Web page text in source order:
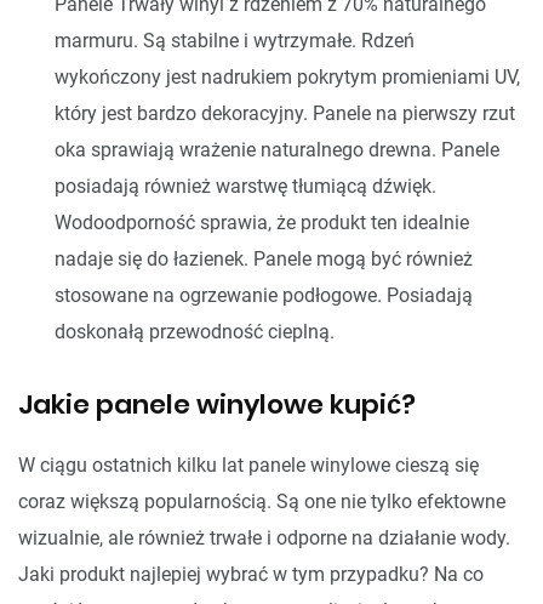
Panele Trwały winyl z rdzeniem z 70% naturalnego
marmuru. Są stabilne i wytrzymałe. Rdzeń
wykończony jest nadrukiem pokrytym promieniami UV,
który jest bardzo dekoracyjny. Panele na pierwszy rzut
oka sprawiają wrażenie naturalnego drewna. Panele
posiadają również warstwę tłumiącą dźwięk.
Wodoodporność sprawia, że produkt ten idealnie
nadaje się do łazienek. Panele mogą być również
stosowane na ogrzewanie podłogowe. Posiadają
doskonałą przewodność cieplną.
Jakie panele winylowe kupić?
W ciągu ostatnich kilku lat panele winylowe cieszą się
coraz większą popularnością. Są one nie tylko efektowne
wizualnie, ale również trwałe i odporne na działanie wody.
Jaki produkt najlepiej wybrać w tym przypadku? Na co